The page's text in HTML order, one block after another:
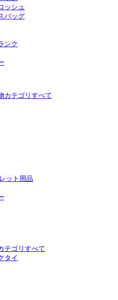
ッシュ
バッグ
ンク
カテゴリすべて
ット用品
テゴリすべて
タイ